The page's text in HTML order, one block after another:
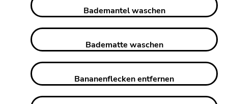
Bademantel waschen
Badematte waschen
Bananenflecken entfernen